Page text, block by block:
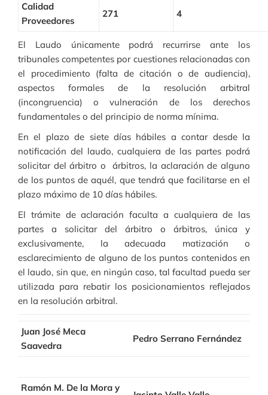
Calidad
Proveedores
271 4
El Laudo únicamente podrá recurrirse ante los
tribunales competentes por cuestiones relacionadas con
el procedimiento (falta de citación o de audiencia),
aspectos formales de la resolución arbitral
(incongruencia) o vulneración de los derechos
fundamentales o del principio de norma mínima.
En el plazo de siete días hábiles a contar desde la
notificación del laudo, cualquiera de las partes podrá
solicitar del árbitro o árbitros, la aclaración de alguno
de los puntos de aquél, que tendrá que facilitarse en el
plazo máximo de 10 días hábiles.
El trámite de aclaración faculta a cualquiera de las
partes a solicitar del árbitro o árbitros, única y
exclusivamente, la adecuada matización o
esclarecimiento de alguno de los puntos contenidos en
el laudo, sin que, en ningún caso, tal facultad pueda ser
utilizada para rebatir los posicionamientos reflejados
en la resolución arbitral.
Juan José Meca
Saavedra
Pedro Serrano Fernández
Ramón M. De la Mora y